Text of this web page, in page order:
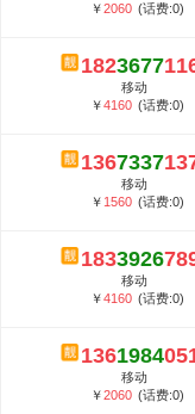
￥2060 (话费:0)
1823677
移动
￥4160 (话费:0)
1367337
移动
￥ 1560 (话费:0)
1833926
移动
￥4160 (话费:0)
1361984
移动
￥2060 (话费:0)